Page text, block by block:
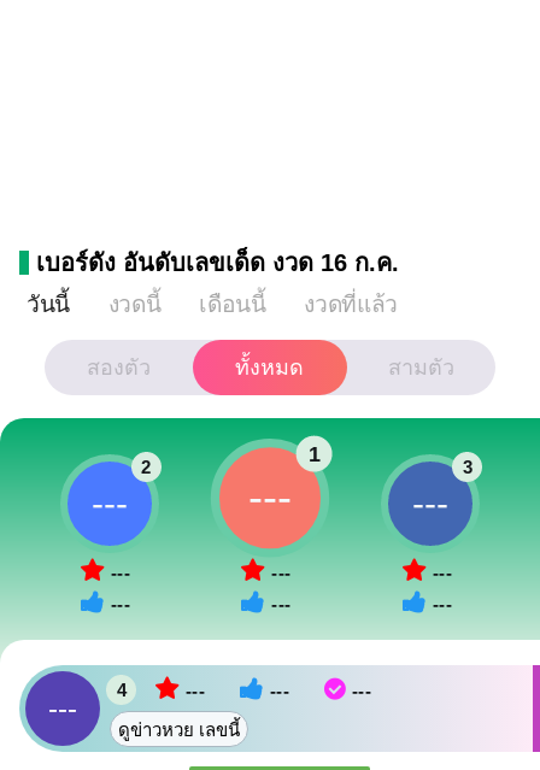
เบอร์ดัง อันดับเลขเด็ด งวด 16 ก.ค.
วันนี้ งวดนี้ เดือนนี้ งวดที่แล้ว
สองตัว ทั้งหมด สามตัว
---
2
---
---
---
1
---
---
---
3
---
---
---
4 --- ---
---
ดูข่าวหวย เลขนี้